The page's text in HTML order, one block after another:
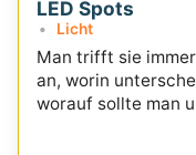
LED Spots
Licht
Man trifft sie
an, worin
worauf sollte man